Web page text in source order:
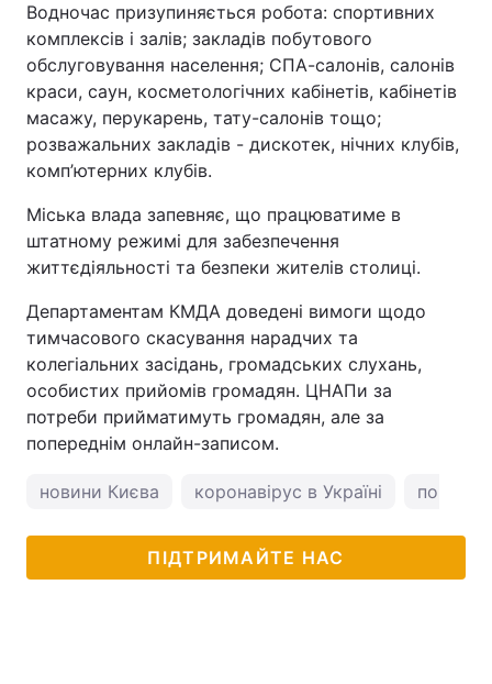
Водночас призупиняється робота: спортивних
комплексів і залів; закладів побутового
обслуговування населення; СПА-салонів, салонів
краси, саун, косметологічних кабінетів, кабінетів
масажу, перукарень, тату-салонів тощо;
розважальних закладів - дискотек, нічних клубів,
комп’ютерних клубів.
Міська влада запевняє, що працюватиме в
штатному режимі для забезпечення
життєдіяльності та безпеки жителів столиці.
Департаментам КМДА доведені вимоги щодо
тимчасового скасування нарадчих та
колегіальних засідань, громадських слухань,
особистих прийомів громадян. ЦНАПи за
потреби прийматимуть громадян, але за
попереднім онлайн-записом.
новини Києва коронавірус в Україні погода
ПІДТРИМАЙТЕ НАС